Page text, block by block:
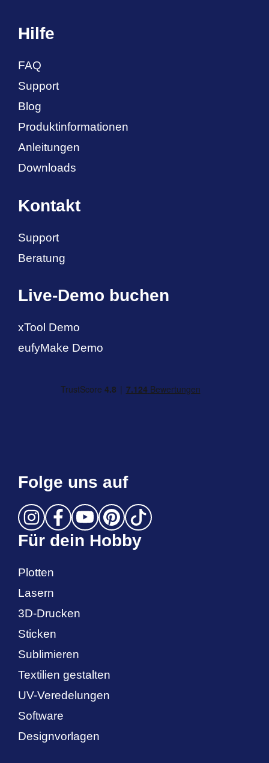
Hilfe
FAQ
Support
Blog
Produktinformationen
Anleitungen
Downloads
Kontakt
Support
Beratung
Live-Demo buchen
xTool Demo
eufyMake Demo
Folge uns auf
Für dein Hobby
Plotten
Lasern
3D-Drucken
Sticken
Sublimieren
Textilien gestalten
UV-Veredelungen
Software
Designvorlagen